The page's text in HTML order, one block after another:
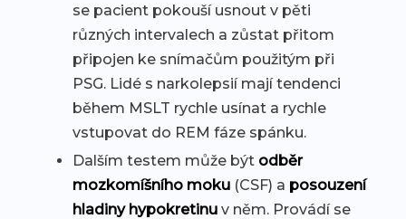
se pacient pokouší usnout v pěti
různých intervalech a zůstat přitom
připojen ke snímačům použitým při
PSG. Lidé s narkolepsií mají tendenci
během MSLT rychle usínat a rychle
vstupovat do REM fáze spánku.
Dalším testem může být odběr
mozkomíšního moku (CSF) a posouzení
hladiny hypokretinu v něm. Provádí se